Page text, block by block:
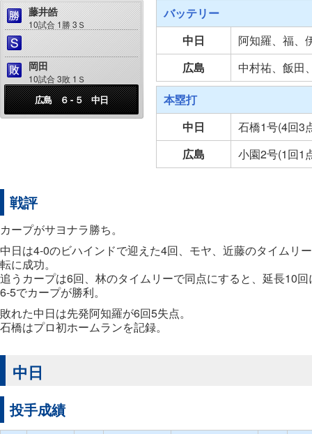
藤井皓
10試合 1勝 3Ｓ
岡田
10試合 3敗 1Ｓ
広島 ６ - ５ 中日
バッテリー
中日
阿知羅、福、
広島
中村祐、飯田
本塁打
中日
石橋1号(4回3
広島
小園2号(1回1
戦評
カープがサヨナラ勝ち。
中日は4-0のビハインドで迎えた4回、モヤ、近藤のタイムリ
転に成功。
追うカープは6回、林のタイムリーで同点にすると、延長10
6-5でカープが勝利。
敗れた中日は先発阿知羅が6回5失点。
石橋はプロ初ホームランを記録。
中日
投手成績